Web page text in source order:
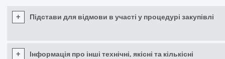
+ Підстави для відмови в участі у процедурі закупівлі
+
Інформація про інші технічні, якісні та кількісні